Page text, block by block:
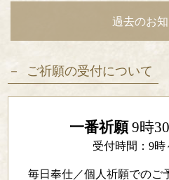
過去のお
ご祈願の受付について
一番祈願9時
受付時間：9時
毎日奉仕／個人祈願でのご